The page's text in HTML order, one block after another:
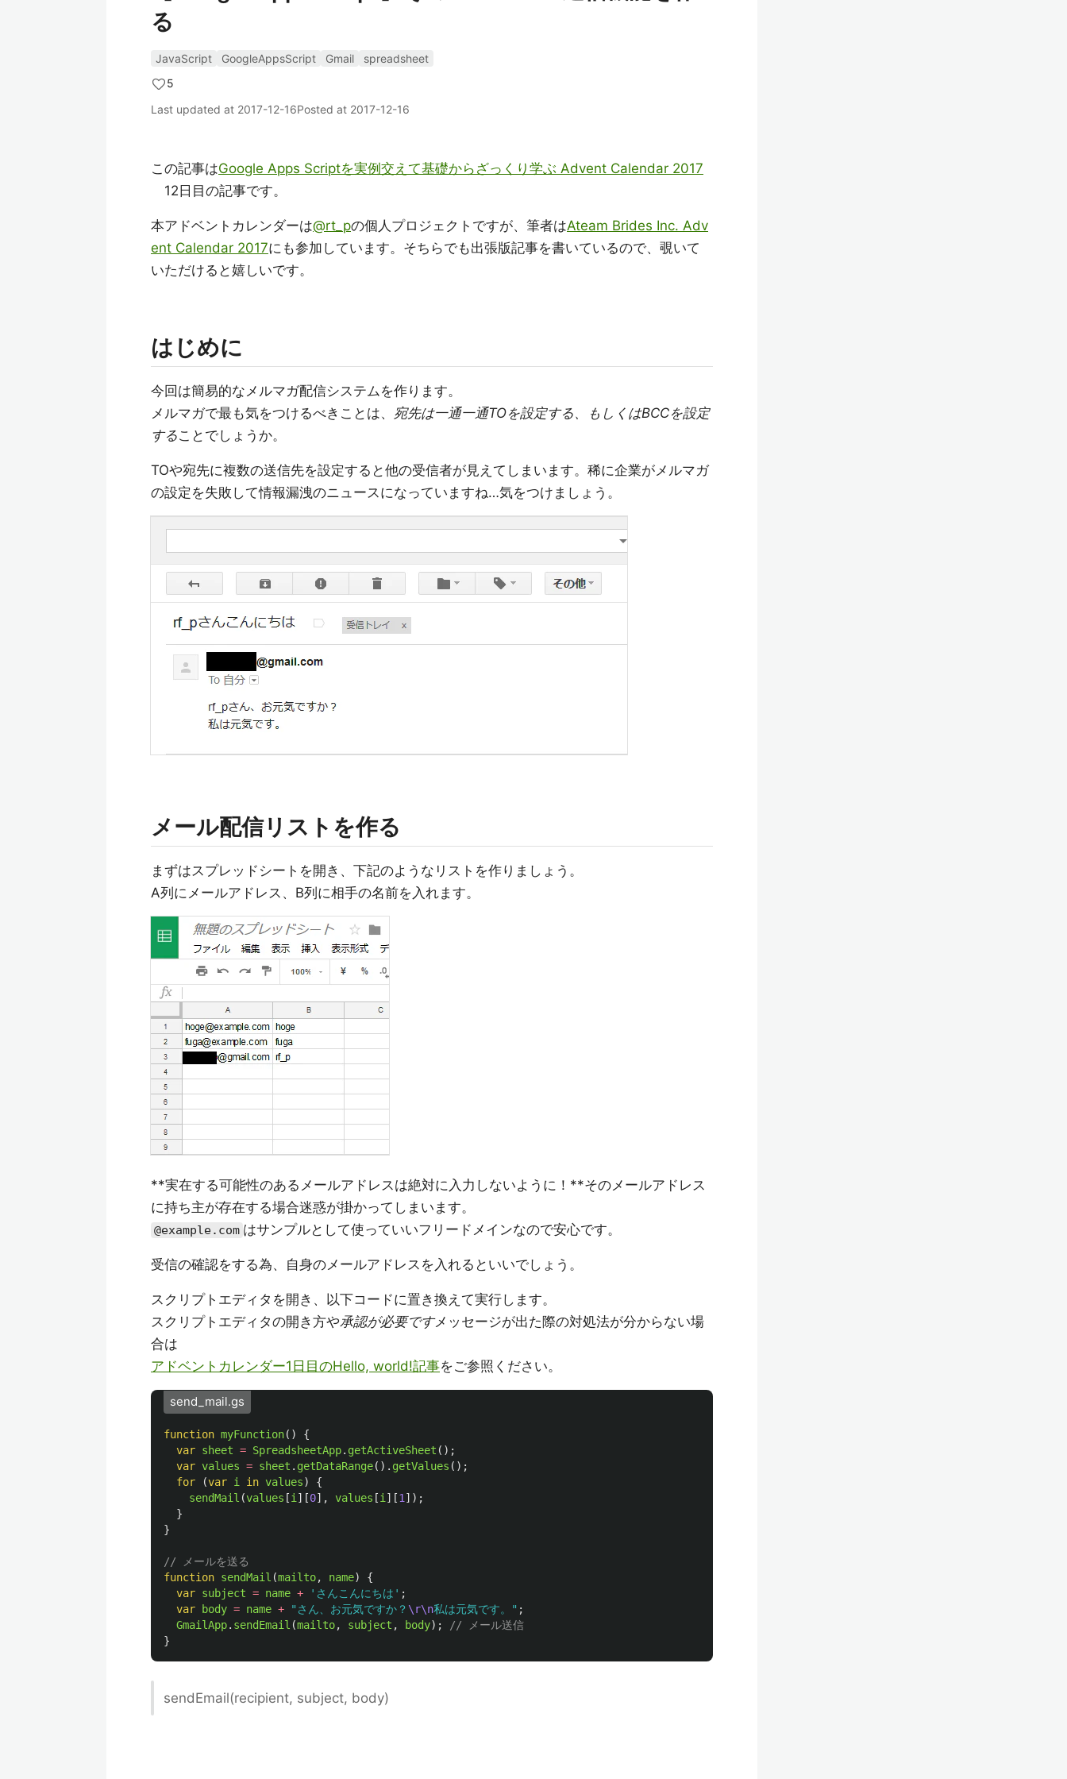
る
JavaScript GoogleAppsScript Gmail
spreadsheet
5
Last updated at 2017-12-16Posted at 2017-12-16
この記事はGoogle Apps Scriptを実例交えて基礎からざっくり学ぶ Advent Calendar 2017
12日目の記事です。
本アドベントカレンダーは@rt_pの個人プロジェクトですが、筆者はAteam Brides Inc. Adv
ent Calendar 2017にも参加しています。そちらでも出張版記事を書いているので、覗いて
いただけると嬉しいです。
はじめに
今回は簡易的なメルマガ配信システムを作ります。
メルマガで最も気をつけるべきことは、 宛先は一通一通TOを設定する、もしくはBCCを設定
することでしょうか。
TOや宛先に複数の送信先を設定すると他の受信者が見えてしまいます。稀に企業がメルマガ
の設定を失敗して情報漏洩のニュースになっていますね…気をつけましょう。
メール配信リストを作る
まずはスプレッドシートを開き、下記のようなリストを作りましょう。
A列にメールアドレス、B列に相手の名前を入れます。
**実在する可能性のあるメールアドレスは絶対に入力しないように！**そのメールアドレス
に持ち主が存在する場合迷惑が掛かってしまいます。
@example.com はサンプルとして使っていいフリードメインなので安心です。
受信の確認をする為、自身のメールアドレスを入れるといいでしょう。
スクリプトエディタを開き、以下コードに置き換えて実行します。
スクリプトエディタの開き方や承認が必要ですメッセージが出た際の対処法が分からない場
合は
アドベントカレンダー1日目のHello, world!記事をご参照ください。
send_mail.gs
function myFunction()
{
var sheet = SpreadsheetApp. getActiveSheet ();
var values = sheet . getDataRange(). getValues ();
for
(var i in values)
{
sendMail (values [i ][0], values [i ][1 ]);
}
}
// メールを送る
function sendMail (mailto, name)
{
var subject = name + ' さんこんにちは ' ;
var
body = name + " さん、お元気ですか？ \r\n私は元気です。 " ;
GmailApp. sendEmail (mailto, subject , body);
// メール送信
}
sendEmail(recipient, subject, body)